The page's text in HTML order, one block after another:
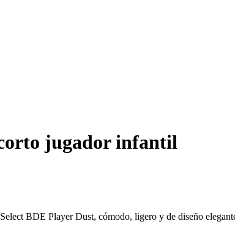
jugador infantil
BDE Player Dust, cómodo, ligero y de diseño